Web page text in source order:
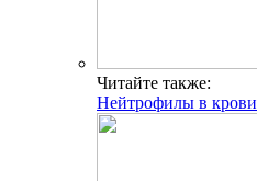
Читайте также:
Нейтрофилы в крови